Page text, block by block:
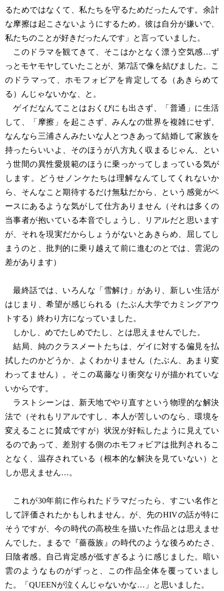
るためではなくて、私たちを守るためだったんです。余計
な摩擦は起こさないようにするため。彼は自分が嫌いで、
私たちのことが好きだったんです」と言っていました。
このドラマを観てきて、そこはかとなく漂う空気感…ず
っとモヤモヤしていたことが、第7話で像を結びました。こ
のドラマって、ホモフォビアを肯定してる（あきらめて
る）んじゃないかな、と。
ゲイだなんてことはおくびにも出さず、「普通」に生活
して、「摩擦」を起こさず、みんなの世界を複雑にせず、
なんなら三浦さんみたいな人とつきあって結婚して家族を
持ったらいいよ、そのほうが八方丸く収まるじゃん、とい
う世間の異性愛規範のほうに乗っかってしまっている気が
します。どうせノンケたちは理解なんてしてくれないか
ら、そんなこと期待するだけ無駄だから、という感覚がベ
ースにあるような気がして仕方ありません（それは多くの
当事者が抱いている本音でしょうし、リアルだと思います
が、それを現実だからしょうがないとあきらめ、屈してし
まうのと、批判的に乗り越えて前に進むのとでは、雲泥の
差があります）
最終話では、いろんな「雪解け」があり、新しい生活が
はじまり、希望が感じられる（たぶん大学でカミングアウ
トする）終わり方になっていました。
しかし、めでたしめでたし、とは思えませんでした。
結局、純のクラスメートたちは、ゲイに対する偏見を払
拭したのかどうか、よくわかりません（たぶん、あまり変
わってません）。そこの葛藤なり衝突なりが描かれていな
いからです。
ラストシーンは、新天地でやり直すという物理的な解決
法で（それもリアルですし、本人が苦しいのなら、環境を
変えることに賛成ですが）状況が好転したように見えてい
るのであって、差別する側のホモフォビアは批判されるこ
となく、温存されている（根本的な解決を見ていない）と
しか思えません…。
これが30年前に作られたドラマだったら、すごい名作と
して評価されたかもしれません。が、先のHIVの話が特に
そうですが、今の時代の高校生を描いた作品とは思えませ
んでした。まるで『薔薇族』の時代のような後ろめたさ、
日陰者感。自己肯定感が低すぎるように感じました。暗い
雲のようなものがずっと、この作品全体を覆っていまし
た。「QUEENが泣くんじゃないかな…」と思いました。